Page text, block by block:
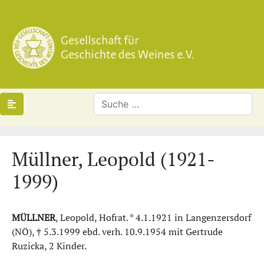
Müllner, Leopold (1921-
1999)
MÜLLNER, Leopold, Hofrat. * 4.1.1921 in Langenzersdorf
(NÖ), † 5.3.1999 ebd. verh. 10.9.1954 mit Gertrude
Ruzicka, 2 Kinder.